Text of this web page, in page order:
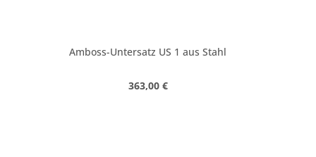
Amboss-Untersatz US 1 aus Stahl
Regulärer Preis:
363,00 €